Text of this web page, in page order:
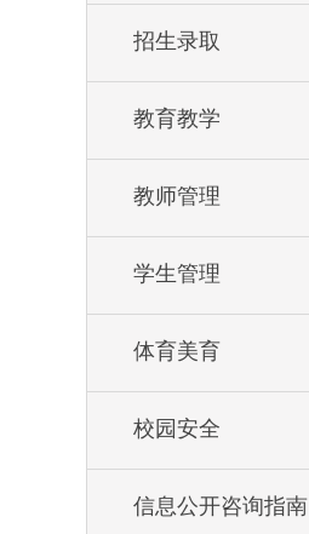
招生录取
教育教学
教师管理
学生管理
体育美育
校园安全
信息公开咨询指南